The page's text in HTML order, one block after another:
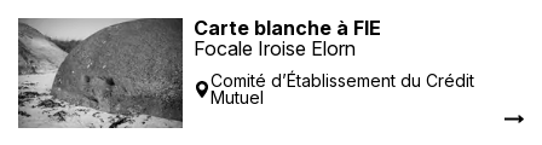
Carte blanche à FIE
Focale Iroise Elorn
Comité d’Établissement du Crédit
Mutuel